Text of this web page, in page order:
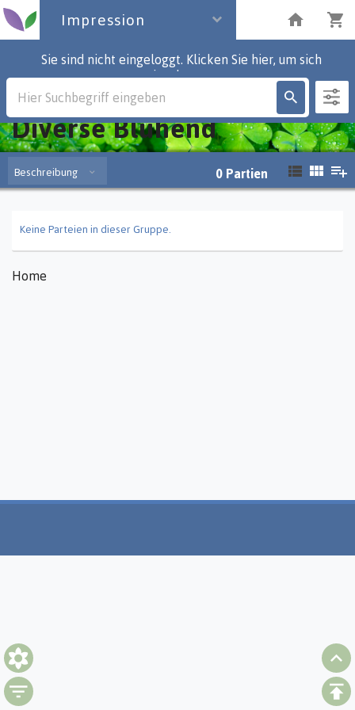
Impression
Sie sind nicht eingeloggt. Klicken Sie hier, um sich
einzuloggen.
Impression
Diverse Blühend
Beschreibung 0 Partien
Keine Parteien in dieser Gruppe.
Home